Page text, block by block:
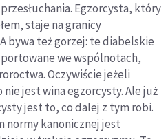
Egzorcysta, który
staje na granicy
bywa też gorzej: te diabelskie
we wspólnotach,
Oczywiście jeżeli
jest wina egzorcysty. Ale już
jest to, co dalej z tym robi.
normy kanonicznej jest